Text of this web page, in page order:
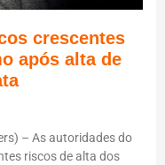
crescentes
após alta de
– As autoridades do
riscos de alta dos